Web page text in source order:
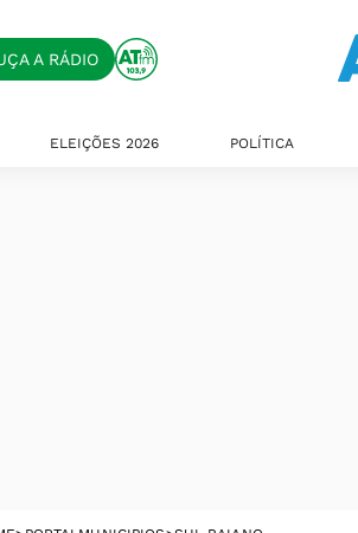
A RÁDIO
ELEIÇÕES 2026 POLÍTICA